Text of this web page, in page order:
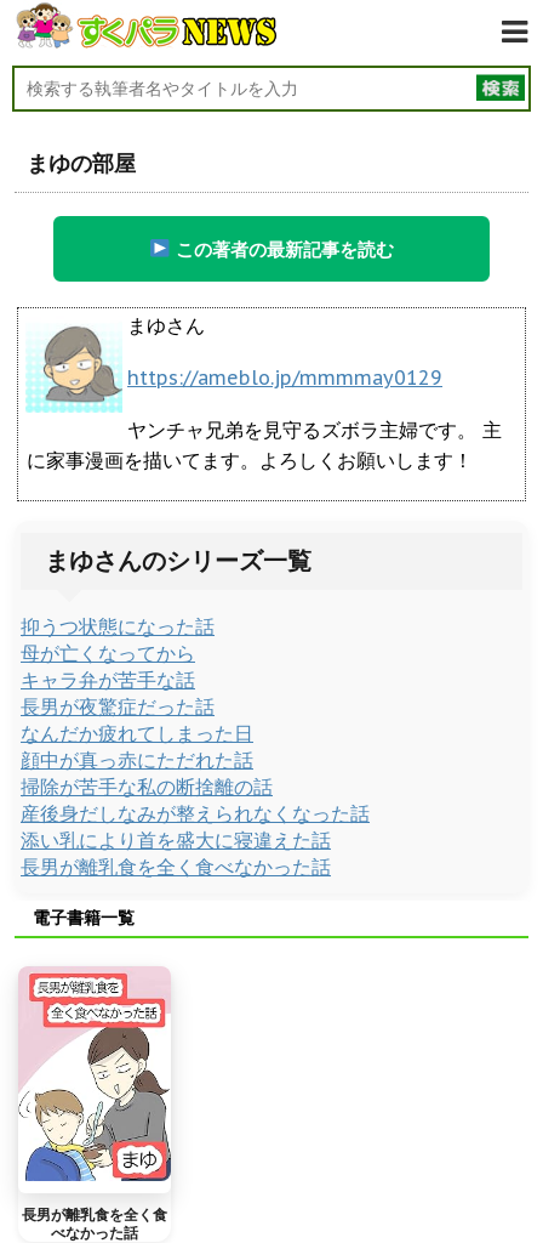
まゆの部屋
この著者の最新記事を読む
まゆさん
https://ameblo.jp/mmmmay0129
ヤンチャ兄弟を見守るズボラ主婦です。 主
に家事漫画を描いてます。よろしくお願いします！
まゆさんのシリーズ一覧
抑うつ状態になった話
母が亡くなってから
キャラ弁が苦手な話
長男が夜驚症だった話
なんだか疲れてしまった日
顔中が真っ赤にただれた話
掃除が苦手な私の断捨離の話
産後身だしなみが整えられなくなった話
添い乳により首を盛大に寝違えた話
長男が離乳食を全く食べなかった話
電子書籍一覧
長男が離乳食を全く食
べなかった話